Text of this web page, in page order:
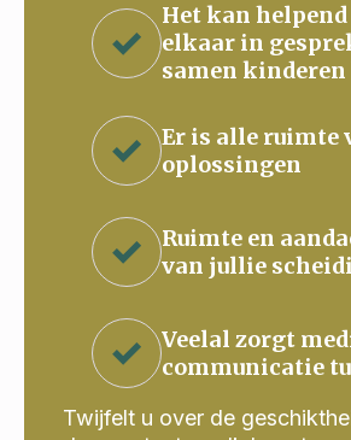
Het kan
elkaar in
samen kinderen
Er is alle ruimte
oplossingen
Ruimte en
van jullie
Veelal zorgt
communicatie
Twijfelt u over de